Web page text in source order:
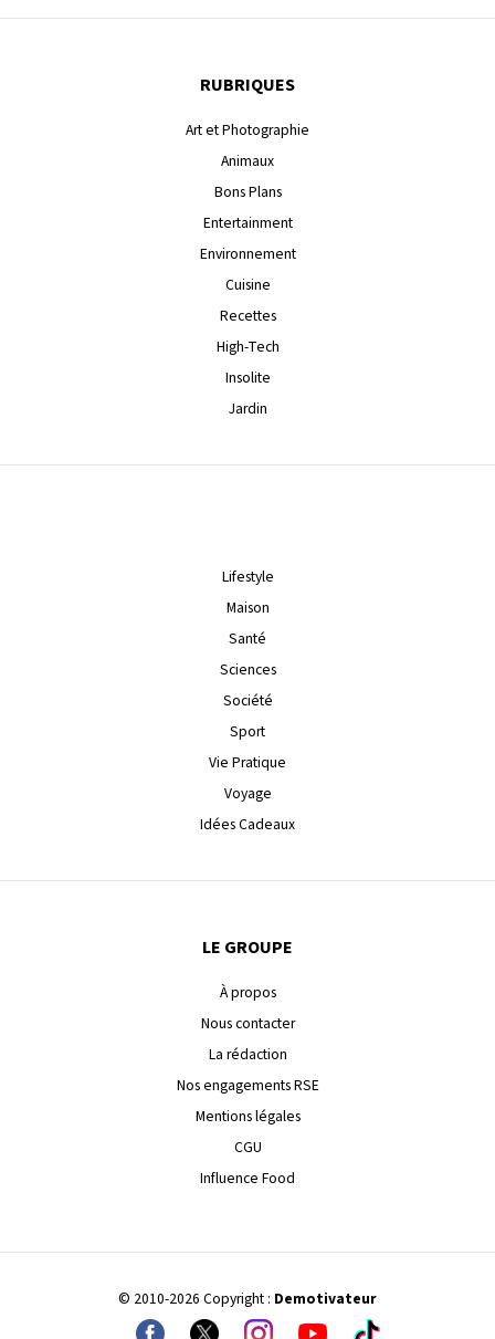
RUBRIQUES
Art et Photographie
Animaux
Bons Plans
Entertainment
Environnement
Cuisine
Recettes
High-Tech
Insolite
Jardin
Lifestyle
Maison
Santé
Sciences
Société
Sport
Vie Pratique
Voyage
Idées Cadeaux
LE GROUPE
À propos
Nous contacter
La rédaction
Nos engagements RSE
Mentions légales
CGU
Influence Food
© 2010-2026 Copyright : Demotivateur